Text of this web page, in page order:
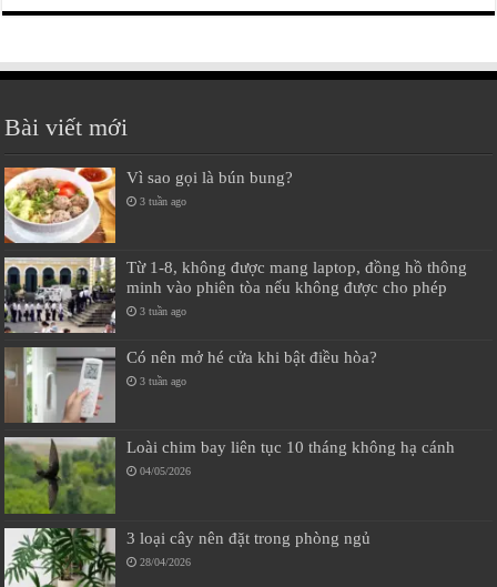
Bài viết mới
Vì sao gọi là bún bung?
3 tuần ago
Từ 1-8, không được mang laptop, đồng hồ thông
minh vào phiên tòa nếu không được cho phép
3 tuần ago
Có nên mở hé cửa khi bật điều hòa?
3 tuần ago
Loài chim bay liên tục 10 tháng không hạ cánh
04/05/2026
3 loại cây nên đặt trong phòng ngủ
28/04/2026